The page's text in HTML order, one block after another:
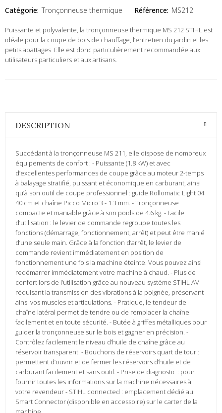
Catégorie: Tronçonneuse thermique Référence: MS212
Puissante et polyvalente, la tronçonneuse thermique MS 212 STIHL est
idéale pour la coupe de bois de chauffage, l’entretien du jardin et les
petits abattages. Elle est donc particulièrement recommandée aux
utilisateurs particuliers et aux artisans.
DESCRIPTION
Succédant à la tronçonneuse MS 211, elle dispose de nombreux
équipements de confort : - Puissante (1.8 kW) et avec
d’excellentes performances de coupe grâce au moteur 2-temps
à balayage stratifié, puissant et économique en carburant, ainsi
qu’à son outil de coupe professionnel : guide Rollomatic Light 04
40 cm et chaîne Picco Micro 3 - 1.3 mm. - Tronçonneuse
compacte et maniable grâce à son poids de 4.6 kg. - Facile
d’utilisation : le levier de commande regroupe toutes les
fonctions (démarrage, fonctionnement, arrêt) et peut être manié
d’une seule main. Grâce à la fonction d’arrêt, le levier de
commande revient immédiatement en position de
fonctionnement une fois la machine éteinte. Vous pouvez ainsi
redémarrer immédiatement votre machine à chaud. - Plus de
confort lors de l’utilisation grâce au nouveau système STIHL AV
réduisant la transmission des vibrations à la poignée, préservant
ainsi vos muscles et articulations. - Pratique, le tendeur de
chaîne latéral permet de tendre ou de remplacer la chaîne
facilement et en toute sécurité. - Butée à griffes métalliques pour
guider la tronçonneuse sur le bois et gagner en précision. -
Contrôlez facilement le niveau d’huile de chaîne grâce au
réservoir transparent. - Bouchons de réservoirs quart de tour :
permettent d’ouvrir et de fermer les réservoirs d’huile et de
carburant facilement et sans outil. - Prise de diagnostic : pour
fournir toutes les informations sur la machine nécessaires à
votre revendeur - STIHL connected : emplacement dédié au
Smart Connector (disponible en accessoire) sur le carter de la